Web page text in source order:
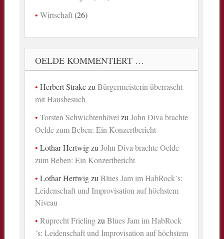
Wirtschaft(26)
OELDE KOMMENTIERT …
Herbert StrakezuBürgermeisterin überrascht
mit Hausbesuch
Torsten SchwichtenhövelzuJohn Diva brachte
Oelde zum Beben: Ein Konzertbericht
Lothar HertwigzuJohn Diva brachte Oelde
zum Beben: Ein Konzertbericht
Lothar HertwigzuBlues Jam im HabRock´s:
Leidenschaft und Improvisation auf höchstem
Niveau
Ruprecht FrielingzuBlues Jam im HabRock
´s: Leidenschaft und Improvisation auf höchstem